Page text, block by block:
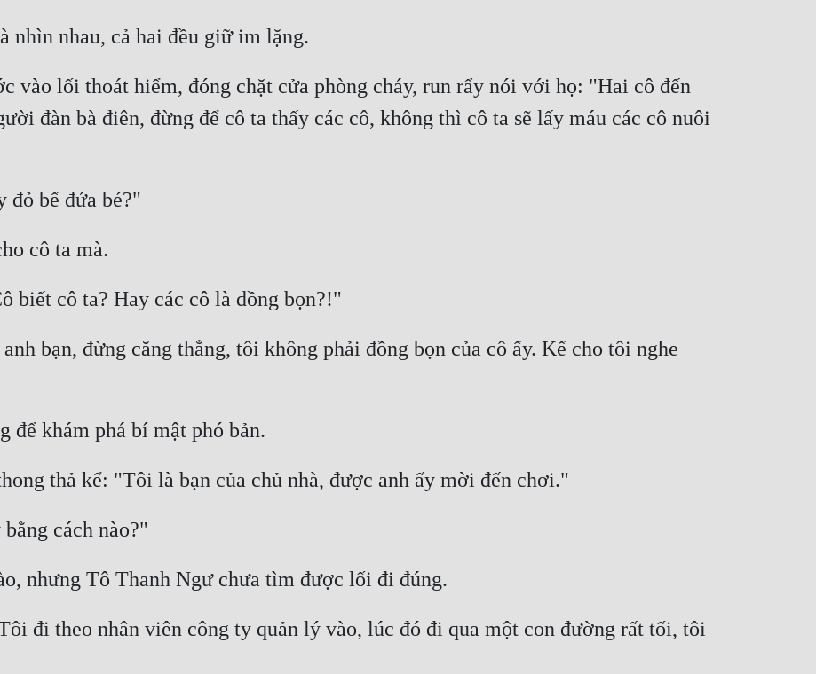
nhìn nhau, cả hai đều giữ im lặng.
vào lối thoát hiểm, đóng chặt cửa phòng cháy, run rẩy nói với họ: "Hai cô đến
đàn bà điên, đừng để cô ta thấy các cô, không thì cô ta sẽ lấy máu các cô nuôi
đỏ bế đứa bé?"
cô ta mà.
biết cô ta? Hay các cô là đồng bọn?!"
bạn, đừng căng thẳng, tôi không phải đồng bọn của cô ấy. Kể cho tôi nghe
để khám phá bí mật phó bản.
thả kể: "Tôi là bạn của chủ nhà, được anh ấy mời đến chơi."
cách nào?"
nhưng Tô Thanh Ngư chưa tìm được lối đi đúng.
đi theo nhân viên công ty quản lý vào, lúc đó đi qua một con đường rất tối, tôi